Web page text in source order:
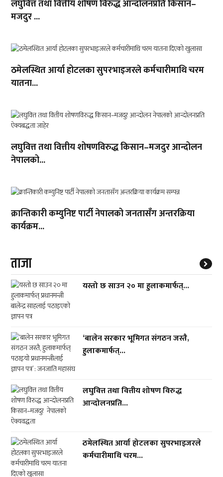
लघुवित्त तथा वित्तीय शोषण विरुद्ध आन्दोलनप्रति किसान–
मजदुर ...
ठमेलस्थित आर्या होटलका सुपरभाइजरले कर्मचारीमाथि चरम
यातना...
लघुवित्त तथा वित्तीय शोषणविरुद्ध किसान–मजदुर आन्दोलन
नेपालको...
क्रान्तिकारी कम्युनिष्ट पार्टी नेपालको जनतासँग अन्तरक्रिया
कार्यक्रम...
ताजा
यस्तो छ साउन २० मा हुलाकमार्फत्...
‘बालेन सरकार भूमिगत संगठन जस्तै,
हुलाकमार्फत्...
लघुवित्त तथा वित्तीय शोषण विरुद्ध
आन्दोलनप्रति...
ठमेलस्थित आर्या होटलका सुपरभाइजरले
कर्मचारीमाथि चरम...